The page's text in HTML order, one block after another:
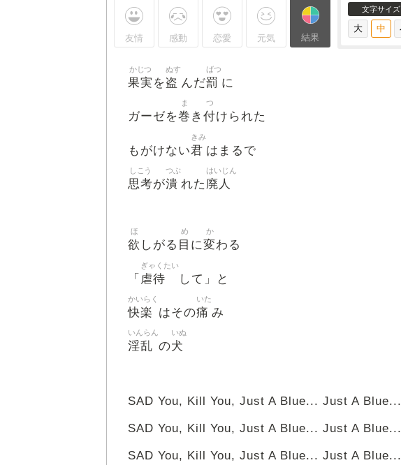
友情 感動 恋愛 元気 結果
文字サイズ
果実
かじつ
を盗
ぬす
んだ罰
ばつ
に
ガーゼを巻
ま
き 付
つ
けられた
もがけない君
きみ
はまるで
思考
しこう
が潰
つぶ
れた 廃人
はいじん
欲
ほ
しがる 目
め
に変
か
わる
「 虐待
ぎゃくたい
して」と
快楽
かいらく
はその痛
いた
み
淫乱
いんらん
の犬
いぬ
SAD You, Kill You, Just A Blue... Just A Blue...
SAD You, Kill You, Just A Blue... Just A Blue...
SAD You, Kill You, Just A Blue... Just A Blue...